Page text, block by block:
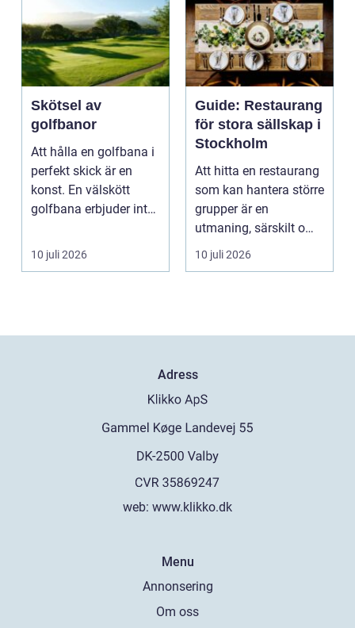
Skötsel av
golfbanor
Att hålla en golfbana i
perfekt skick är en
konst. En välskött
golfbana erbjuder inte
10 juli 2026
Guide: Restaurang
för stora sällskap i
Stockholm
Att hitta en restaurang
som kan hantera större
grupper är en
utmaning, särskilt om
ma...
10 juli 2026
Adress
web: www.klikko.dk
Menu
Annonsering
Om oss